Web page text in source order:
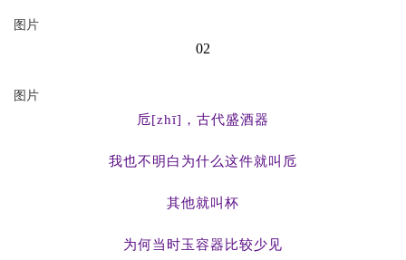
图片
02
图片
卮[zhī]，古代盛酒器
我也不明白为什么这件就叫卮
其他就叫杯
为何当时玉容器比较少见